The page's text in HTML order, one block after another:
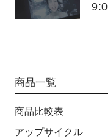
商品一覧
商品比較表
アップサイクル